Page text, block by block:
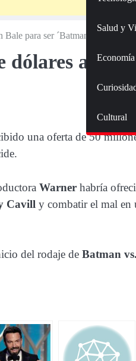
Salud y
Economía
Cultural
para ser ´Batman´
dólares a
una oferta de 50
Warner habría
Cavill y combatir el mal en
del rodaje de Batman